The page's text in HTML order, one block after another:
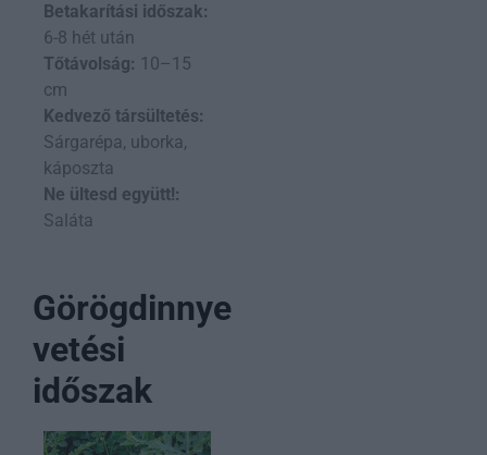
Betakarítási időszak:
6-8 hét után
Tőtávolság: 10–15
cm
Kedvező társültetés:
Sárgarépa, uborka,
káposzta
Ne ültesd együtt!:
Saláta
Görögdinnye
vetési
időszak